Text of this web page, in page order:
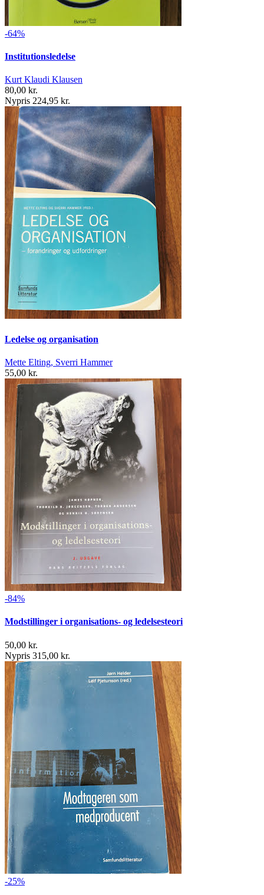
-64%
Institutionsledelse
Kurt Klaudi Klausen
80,00 kr.
Nypris 224,95 kr.
Ledelse og organisation
Mette Elting, Sverri Hammer
55,00 kr.
-84%
Modstillinger i organisations- og ledelsesteori
50,00 kr.
Nypris 315,00 kr.
-25%